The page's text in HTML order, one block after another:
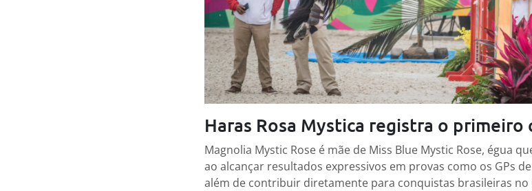
Haras Rosa Mystica registra o primeiro
Magnolia Mystic Rose é mãe de Miss Blue Mystic Rose, égua
ao alcançar resultados expressivos em provas como os GPs
além de contribuir diretamente para conquistas brasileiras no